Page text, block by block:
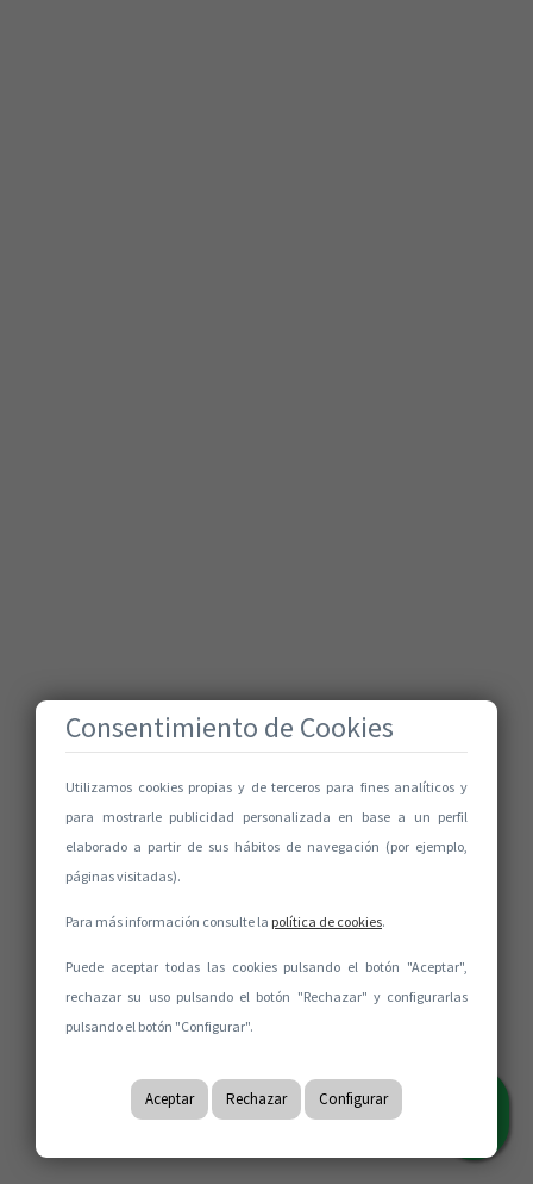
Consentimiento de Cookies
Utilizamos cookies propias y de terceros para fines analíticos y
para mostrarle publicidad personalizada en base a un perfil
elaborado a partir de sus hábitos de navegación (por ejemplo,
páginas visitadas).
Para más información consulte la política de cookies.
Puede aceptar todas las cookies pulsando el botón "Aceptar",
rechazar su uso pulsando el botón "Rechazar" y configurarlas
pulsando el botón "Configurar".
Aceptar Rechazar Configurar